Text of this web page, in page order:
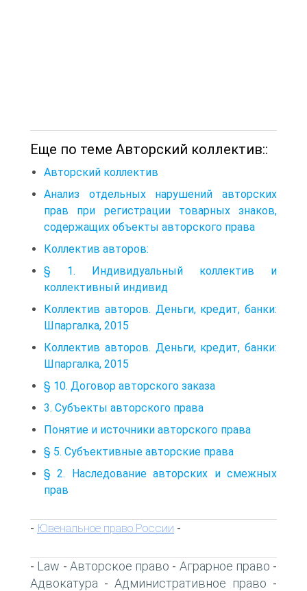
Еще по теме Авторский коллектив::
Авторский коллектив
Анализ отдельных нарушений авторских
прав при регистрации товарных знаков,
содержащих объекты авторского права
Коллектив авторов:
§ 1. Индивидуальный коллектив и
коллективный индивид
Коллектив авторов. Деньги, кредит, банки:
Шпаргалка, 2015
Коллектив авторов. Деньги, кредит, банки:
Шпаргалка, 2015
§ 10. Договор авторского заказа
3. Субъекты авторского права
Понятие и источники авторского права
§ 5. Субъективные авторские права
§ 2. Наследование авторских и смежных
прав
- Ювенальное право России -
- Law - Авторское право - Аграрное право -
Адвокатура - Административное право -